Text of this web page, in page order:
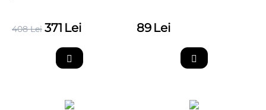
408 Lei 371 Lei 89 Lei